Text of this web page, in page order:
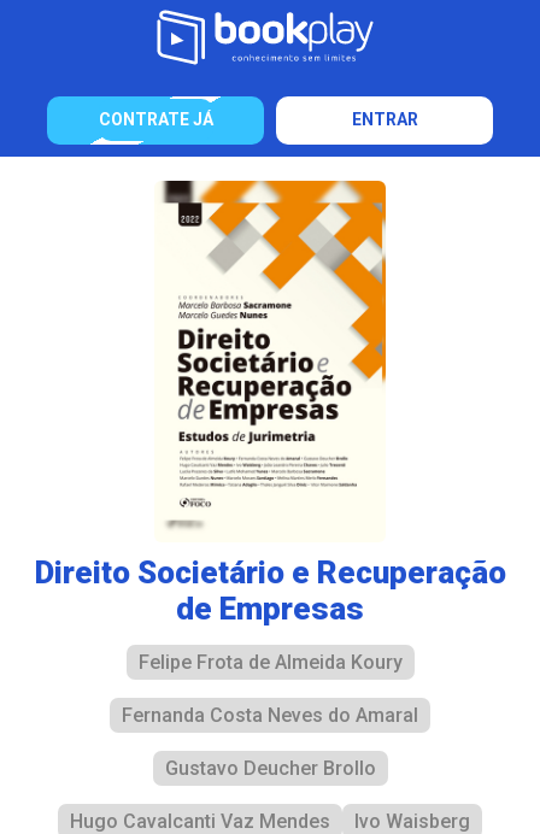
CONTRATE JÁ ENTRAR
Direito Societário e Recuperação
de Empresas
Felipe Frota de Almeida Koury
Fernanda Costa Neves do Amaral
Gustavo Deucher Brollo
Hugo Cavalcanti Vaz Mendes Ivo Waisberg